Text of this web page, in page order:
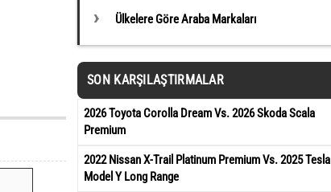
Ülkelere Göre Araba Markaları
SON KARŞILAŞTIRMALAR
2026 Toyota Corolla Dream Vs. 2026 Skoda Scala
Premium
2022 Nissan X-Trail Platinum Premium Vs. 2025 Tesla
Model Y Long Range